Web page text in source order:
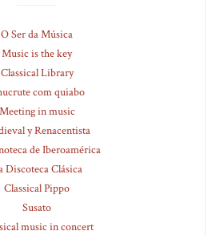
O Ser da Música
Music is the key
Classical Library
com quiabo
Meeting in music
y Renacentista
de Iberoamérica
Discoteca Clásica
Classical Pippo
Susato
music in concert